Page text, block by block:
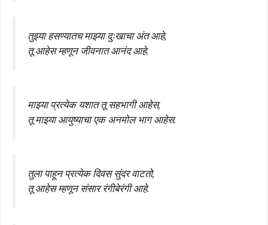
तुझ्या हसण्यातच माझ्या दुःखाचा अंत आहे,
तू आहेस म्हणून जीवनात आनंद आहे.
माझ्या प्रत्येक यशात तू सहभागी आहेस,
तू माझ्या आयुष्याचा एक अनमोल भाग आहेस.
तुला पाहून प्रत्येक दिवस सुंदर वाटतो,
तू आहेस म्हणून संसार रंगीबेरंगी आहे.